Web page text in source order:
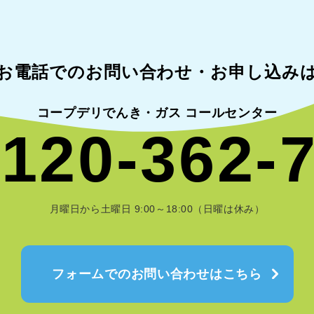
電話でのお問い合わせ・ お申し込み
コープデリでんき・ガス コールセンター
362-
月曜日から土曜日 9:00～18:00（日曜は休み）
フォームでのお問い合わせはこちら